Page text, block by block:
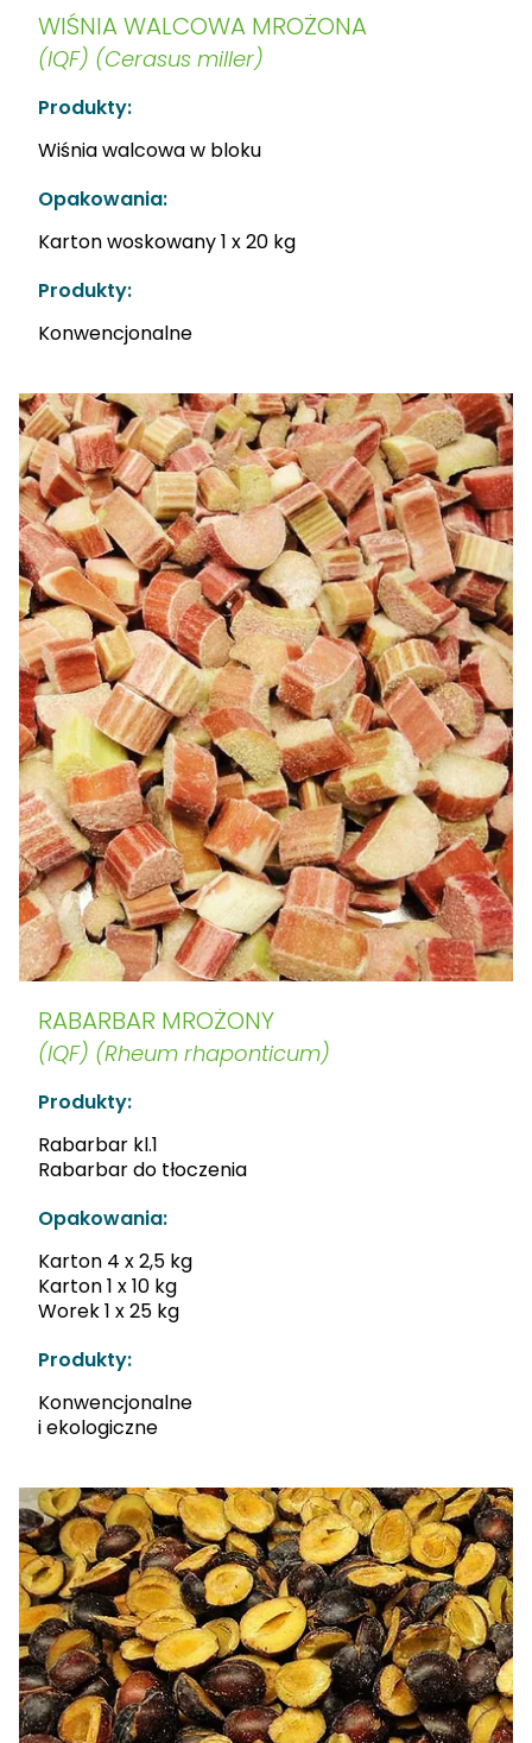
WIŚNIA WALCOWA MROŻONA
(IQF) (Cerasus miller)
Produkty:
Wiśnia walcowa w bloku
Opakowania:
Karton woskowany 1 x 20 kg
Produkty:
Konwencjonalne
RABARBAR MROŻONY
(IQF) (Rheum rhaponticum)
Produkty:
Rabarbar kl.1
Rabarbar do tłoczenia
Opakowania:
Karton 4 x 2,5 kg
Karton 1 x 10 kg
Worek 1 x 25 kg
Produkty:
Konwencjonalne
i ekologiczne